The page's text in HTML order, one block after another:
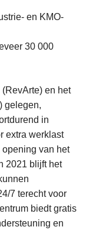
en KMO-
30 000
en het
gelegen,
in
extra werklast
van het
2021 blijft het
7 terecht voor
biedt gratis
en